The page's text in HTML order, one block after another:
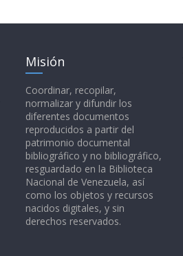
Misión
Coordinar, recopilar,
normalizar y difundir los
diferentes documentos
reproducidos a partir del
patrimonio documental
bibliográfico y no bibliográfico,
resguardado en la Biblioteca
Nacional de Venezuela, así
como los objetos y recursos
nacidos digitales, y sin
derechos reservados.